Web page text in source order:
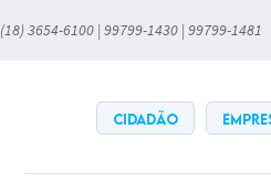
(18) 3654-6100 | 99799-1430 | 99799-1481
CIDADÃO